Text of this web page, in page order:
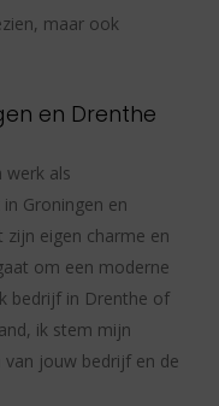
maar ook
en Drenthe
werk als
Groningen en
zijn eigen charme en
om een moderne
bedrijf in Drenthe of
ik stem mijn
jouw bedrijf en de